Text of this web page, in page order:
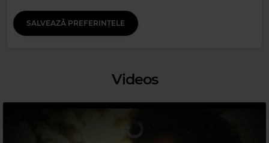
SALVEAZĂ PREFERINȚELE
Videos